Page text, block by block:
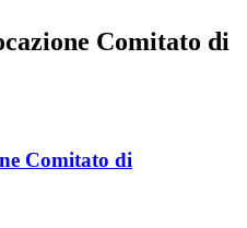
Comitato di
Comitato di